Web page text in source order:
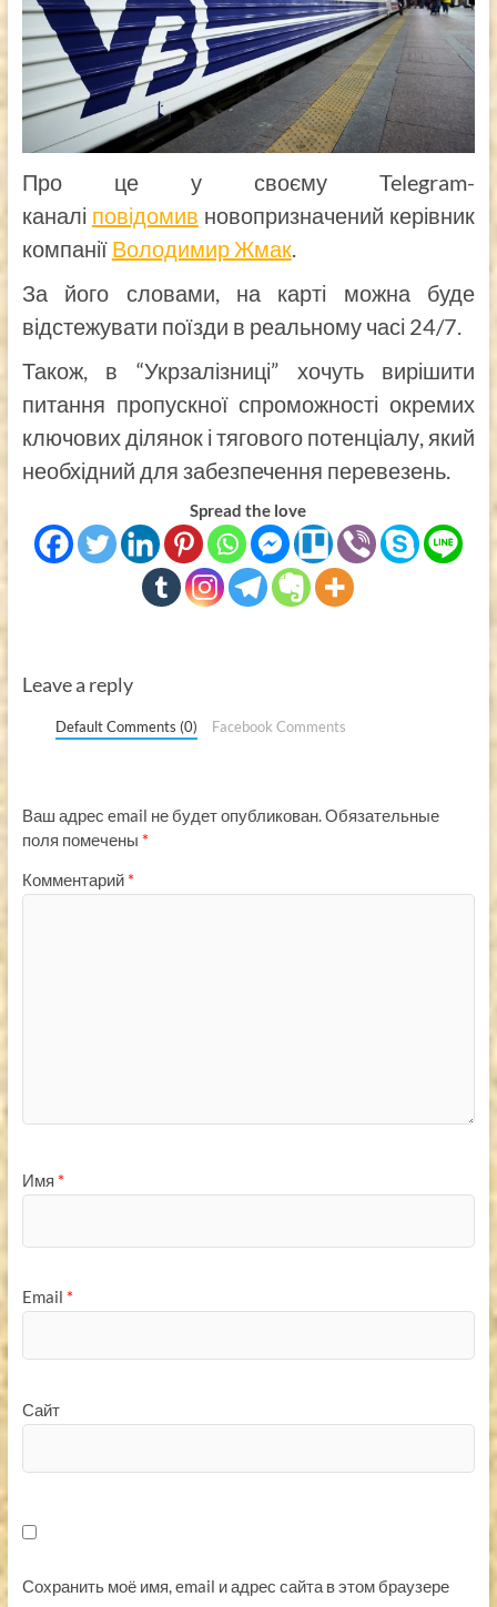
Про це у своєму Telegram-
каналі повідомив новопризначений керівник
компанії Володимир Жмак.
За його словами, на карті можна буде
відстежувати поїзди в реальному часі 24/7.
Також, в “Укрзалізниці” хочуть вирішити
питання пропускної спроможності окремих
ключових ділянок і тягового потенціалу, який
необхідний для забезпечення перевезень.
Spread the love
Leave a reply
Default Comments (0) Facebook Comments
Ваш адрес email не будет опубликован.Обязательные
поля помечены *
Комментарий *
Имя *
Email *
Сайт
Сохранить моё имя, email и адрес сайта в этом браузере